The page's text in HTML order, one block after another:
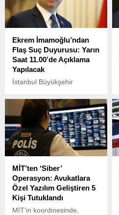
Mandal ile tanıştırdığı
ortaya çıktı.
Ekrem İmamoğlu’ndan
Flaş Suç Duyurusu: Yarın
Saat 11.00’de Açıklama
Yapılacak
İstanbul Büyükşehir
Ekrem İmamoğlu, üniversite
yatay geçişi ve diplomasıyla
ilgili hazırlanan Yüksek
Öğretim Kurulu (YÖK)
raporu hakkında yarın suç
duyurusunda bulunacak.
MİT’ten ‘Siber’
Operasyon: Avukatlara
Özel Yazılım Geliştiren 5
Kişi Tutuklandı
MİT’in koordinesinde,